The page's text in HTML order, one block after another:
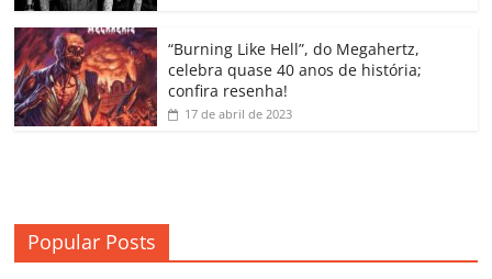
o
m
“Burning Like Hell”, do Megahertz,
celebra quase 40 anos de história;
confira resenha!
17 de abril de 2023
Popular Posts